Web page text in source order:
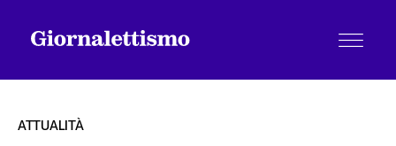
ATTUALITÀ